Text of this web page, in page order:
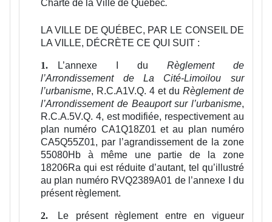
Charte de la Ville de Québec.
LA VILLE DE QUÉBEC, PAR LE CONSEIL DE
LA VILLE, DÉCRÈTE CE QUI SUIT :
1. L’annexe I du Règlement de
l’Arrondissement de La Cité-Limoilou sur
l’urbanisme, R.C.A1V.Q. 4 et du Règlement de
l’Arrondissement de Beauport sur l’urbanisme,
R.C.A.5V.Q. 4, est modifiée, respectivement au
plan numéro CA1Q18Z01 et au plan numéro
CA5Q55Z01, par l’agrandissement de la zone
55080Hb à même une partie de la zone
18206Ra qui est réduite d’autant, tel qu’illustré
au plan numéro RVQ2389A01 de l’annexe I du
présent règlement.
2.
Le présent règlement entre en vigueur